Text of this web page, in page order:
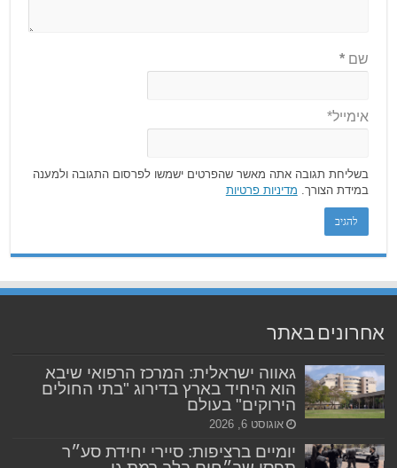
שם*
אימייל*
בשליחת תגובה אתה מאשר שהפרטים ישמשו לפרסום התגובה ולמענה
במידת הצורך. מדיניות פרטיות
אחרונים באתר
גאווה ישראלית: המרכז הרפואי שיבא
הוא היחיד בארץ בדירוג "בתי החולים
הירוקים" בעולם
אוגוסט 6, 2026
יומיים ברציפות: סיירי יחידת סע״ר